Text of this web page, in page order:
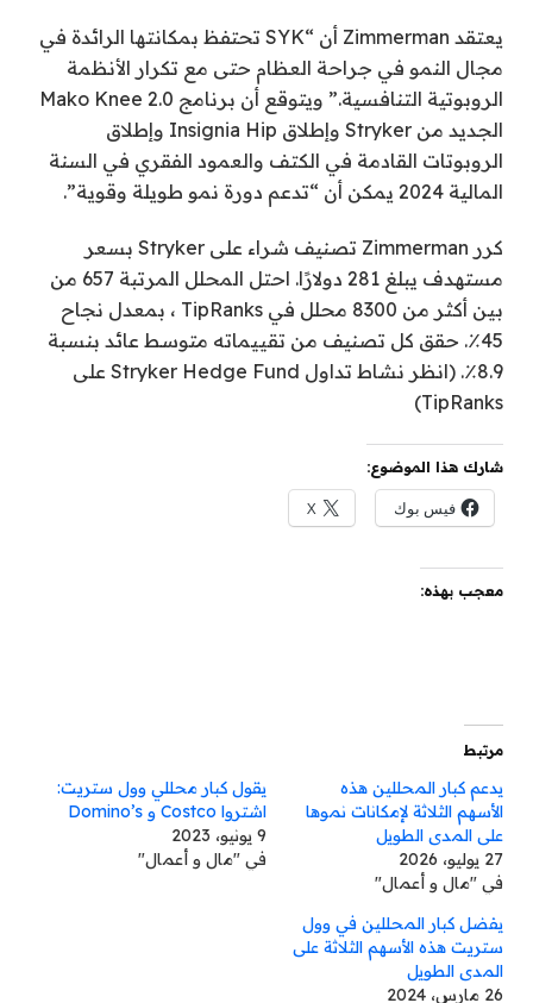
يعتقد Zimmerman أن “SYK تحتفظ بمكانتها الرائدة في
مجال النمو في جراحة العظام حتى مع تكرار الأنظمة
الروبوتية التنافسية.” ويتوقع أن برنامج Mako Knee 2.0
الجديد من Stryker وإطلاق Insignia Hip وإطلاق
الروبوتات القادمة في الكتف والعمود الفقري في السنة
المالية 2024 يمكن أن “تدعم دورة نمو طويلة وقوية”.
كرر Zimmerman تصنيف شراء على Stryker بسعر
مستهدف يبلغ 281 دولارًا. احتل المحلل المرتبة 657 من
بين أكثر من 8300 محلل في TipRanks ، بمعدل نجاح
45٪. حقق كل تصنيف من تقييماته متوسط ​​عائد بنسبة
8.9٪. (انظر نشاط تداول Stryker Hedge Fund على
TipRanks)
شارك هذا الموضوع:
فيس بوك X
معجب بهذه:
مرتبط
يدعم كبار المحللين هذه
الأسهم الثلاثة لإمكانات نموها
على المدى الطويل
27 يوليو، 2026
في "مال و أعمال"
يقول كبار محللي وول ستريت:
اشتروا Costco و Domino’s
9 يونيو، 2023
في "مال و أعمال"
يفضل كبار المحللين في وول
ستريت هذه الأسهم الثلاثة على
المدى الطويل
26 مارس، 2024